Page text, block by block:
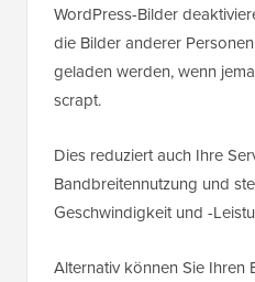
WordPress-Bilder
die Bilder anderer
geladen werden, wenn
scrapt.
Dies reduziert auch Ihre
Bandbreitennutzung und
Geschwindigkeit und -
Alternativ können Sie Ihren